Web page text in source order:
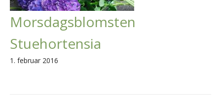
Morsdagsblomsten
Stuehortensia
1. februar 2016